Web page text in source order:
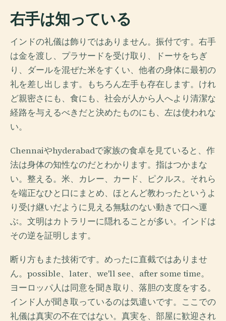
右手は知っている
インドの礼儀は飾りではありません。振付です。右手
は金を渡し、プラサードを受け取り、ドーサをちぎ
り、ダールを混ぜた米をすくい、他者の身体に最初の
礼を差し出します。もちろん左手も存在します。けれ
ど親密さにも、食にも、社会が人から人へより清潔な
経路を与えるべきだと決めたものにも、左は使われな
い。
Chennaiやhyderabadで家族の食卓を見ていると、作
法は身体の知性なのだとわかります。指はつかまな
い。整える。米、カレー、カード、ピクルス。それら
を端正なひと口にまとめ、ほとんど教わったというよ
り受け継いだように見える無駄のない動きで口へ運
ぶ。文明はカトラリーに隠れることが多い。インドは
その逆を証明します。
断り方もまた技術です。めったに直截ではありませ
ん。possible、later、we'll see、after some time。
ヨーロッパ人は同意を聞き取り、落胆の支度をする。
インド人が聞き取っているのは気遣いです。ここでの
礼儀は真実の不在ではない。真実を、部屋に歓迎され